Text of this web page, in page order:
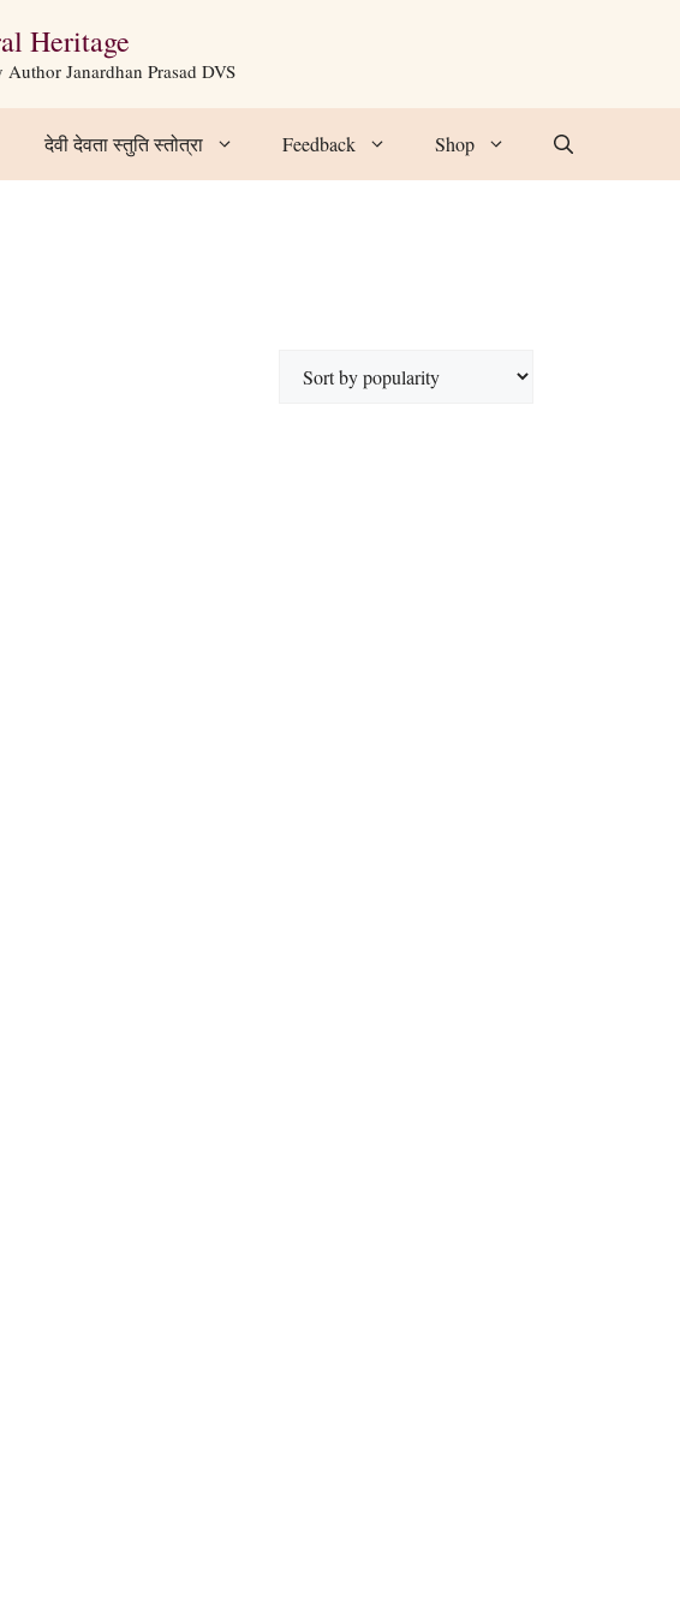
Heritage
Janardhan Prasad DVS
देवी देवता स्तुति स्तोत्रा Feedback Shop